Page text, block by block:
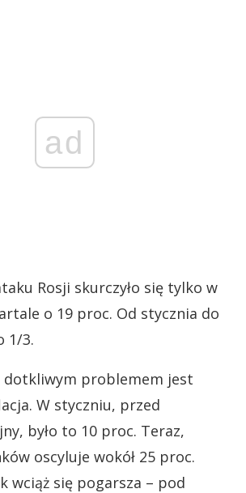
ad
Rosji skurczyło się tylko w
o 19 proc. Od stycznia do
1/3.
dotkliwym problemem jest
W styczniu, przed
było to 10 proc. Teraz,
oscyluje wokół 25 proc.
wciąż się pogarsza – pod